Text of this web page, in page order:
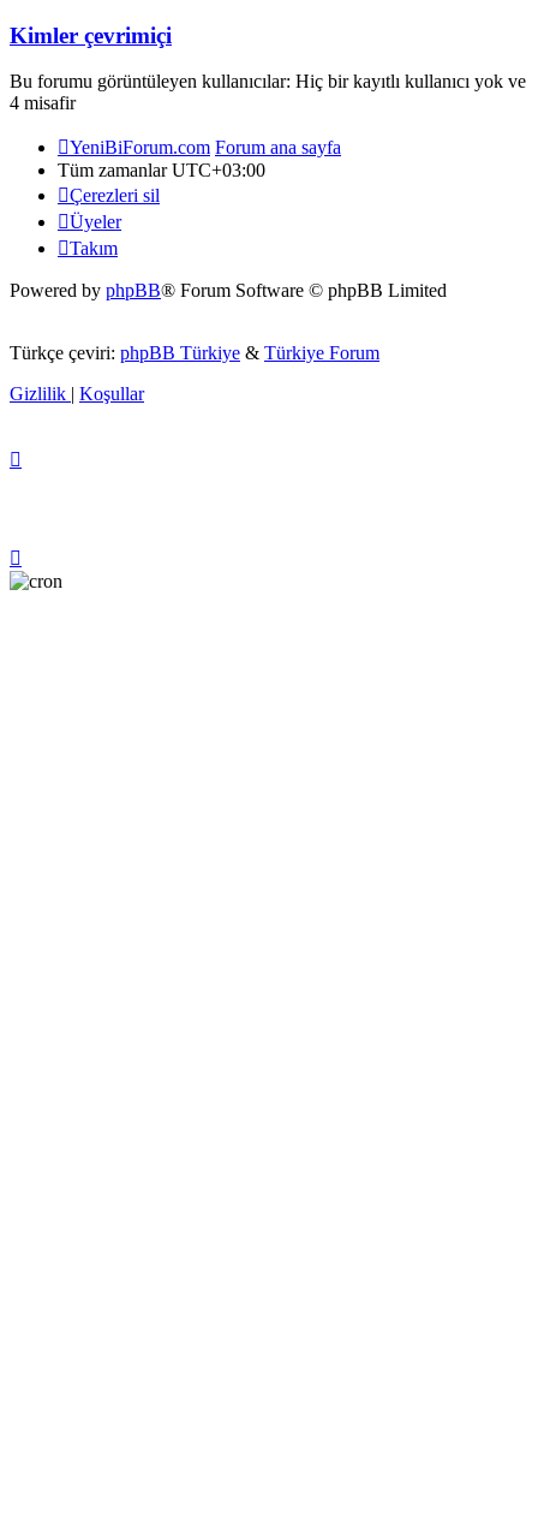
Kimler çevrimiçi
Bu forumu görüntüleyen kullanıcılar: Hiç bir kayıtlı kullanıcı yok ve
4 misafir
YeniBiForum.com Forum ana sayfa
Tüm zamanlarUTC+03:00
Çerezleri sil
Üyeler
Takım
Powered by phpBB® Forum Software © phpBB Limited
Türkçe çeviri: phpBB Türkiye & Türkiye Forum
Gizlilik | Koşullar